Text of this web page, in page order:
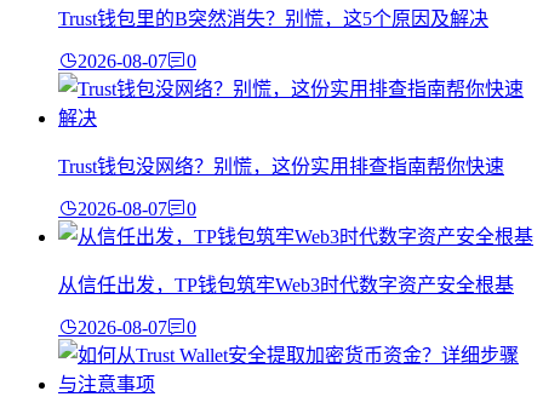
Trust钱包里的B突然消失？别慌，这5个原因及解决
2026-08-07 0
Trust钱包没网络？别慌，这份实用排查指南帮你快速
2026-08-07 0
从信任出发，TP钱包筑牢Web3时代数字资产安全根基
2026-08-07 0